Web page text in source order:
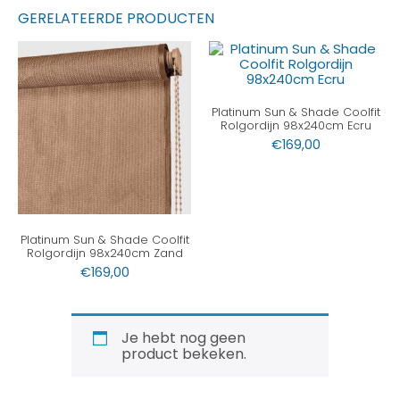
GERELATEERDE PRODUCTEN
Platinum Sun & Shade Coolfit
Rolgordijn 98x240cm Zand
€169,00
Platinum Sun & Shade Coolfit
Rolgordijn 98x240cm Ecru
€169,00
Je hebt nog geen
product bekeken.